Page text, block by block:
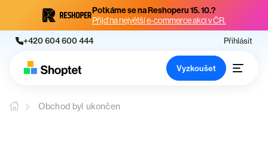
Potkáme se na Reshoperu 15. 10.?
Přijď na největší e-commerce akci v ČR.
+420 604 600 444 Přihlásit
Vyzkoušet
Obchod byl ukončen